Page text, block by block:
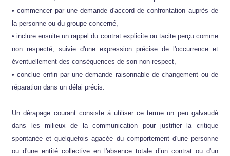
• commencer par une demande d'accord de confrontation auprès de
la personne ou du groupe concerné,
• inclure ensuite un rappel du contrat explicite ou tacite perçu comme
non respecté, suivie d'une expression précise de l'occurrence et
éventuellement des conséquences de son non-respect,
• conclue enfin par une demande raisonnable de changement ou de
réparation dans un délai précis.
Un dérapage courant consiste à utiliser ce terme un peu galvaudé
dans les milieux de la communication pour justifier la critique
spontanée et quelquefois agacée du comportement d'une personne
ou d'une entité collective en l'absence totale d’un contrat ou d'un